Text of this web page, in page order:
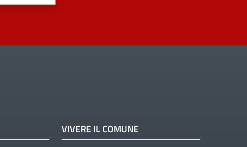
VIVERE IL COMUNE